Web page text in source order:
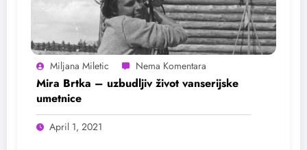
Miljana Miletic
Mira Brtka – uzbudljiv život vanserijske
umetnice
April 1, 2021